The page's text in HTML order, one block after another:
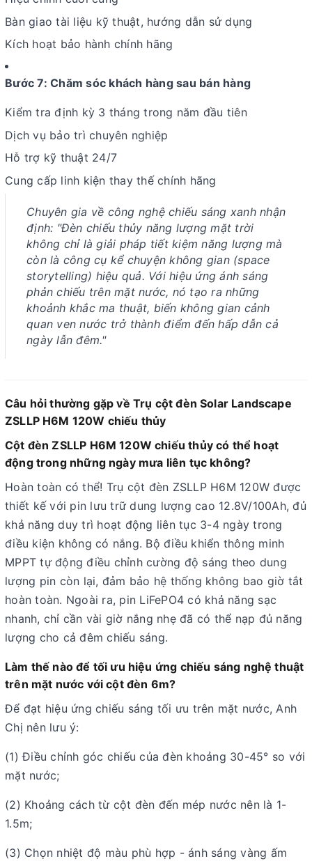
Bàn giao tài liệu kỹ thuật, hướng dẫn sử dụng
Kích hoạt bảo hành chính hãng
Bước 7: Chăm sóc khách hàng sau bán hàng
Kiểm tra định kỳ 3 tháng trong năm đầu tiên
Dịch vụ bảo trì chuyên nghiệp
Hỗ trợ kỹ thuật 24/7
Cung cấp linh kiện thay thế chính hãng
Chuyên gia về công nghệ chiếu sáng xanh nhận
định: "Đèn chiếu thủy năng lượng mặt trời
không chỉ là giải pháp tiết kiệm năng lượng mà
còn là công cụ kể chuyện không gian (space
storytelling) hiệu quả. Với hiệu ứng ánh sáng
phản chiếu trên mặt nước, nó tạo ra những
khoảnh khắc ma thuật, biến không gian cảnh
quan ven nước trở thành điểm đến hấp dẫn cả
ngày lẫn đêm."
Câu hỏi thường gặp về Trụ cột đèn Solar Landscape
ZSLLP H6M 120W chiếu thủy
Cột đèn ZSLLP H6M 120W chiếu thủy có thể hoạt
động trong những ngày mưa liên tục không?
Hoàn toàn có thể! Trụ cột đèn ZSLLP H6M 120W được
thiết kế với pin lưu trữ dung lượng cao 12.8V/100Ah, đủ
khả năng duy trì hoạt động liên tục 3-4 ngày trong
điều kiện không có nắng. Bộ điều khiển thông minh
MPPT tự động điều chỉnh cường độ sáng theo dung
lượng pin còn lại, đảm bảo hệ thống không bao giờ tắt
hoàn toàn. Ngoài ra, pin LiFePO4 có khả năng sạc
nhanh, chỉ cần vài giờ nắng nhẹ đã có thể nạp đủ năng
lượng cho cả đêm chiếu sáng.
Làm thế nào để tối ưu hiệu ứng chiếu sáng nghệ thuật
trên mặt nước với cột đèn 6m?
Để đạt hiệu ứng chiếu sáng tối ưu trên mặt nước, Anh
Chị nên lưu ý:
(1) Điều chỉnh góc chiếu của đèn khoảng 30-45° so với
mặt nước;
(2) Khoảng cách từ cột đèn đến mép nước nên là 1-
1.5m;
(3) Chọn nhiệt độ màu phù hợp - ánh sáng vàng ấm